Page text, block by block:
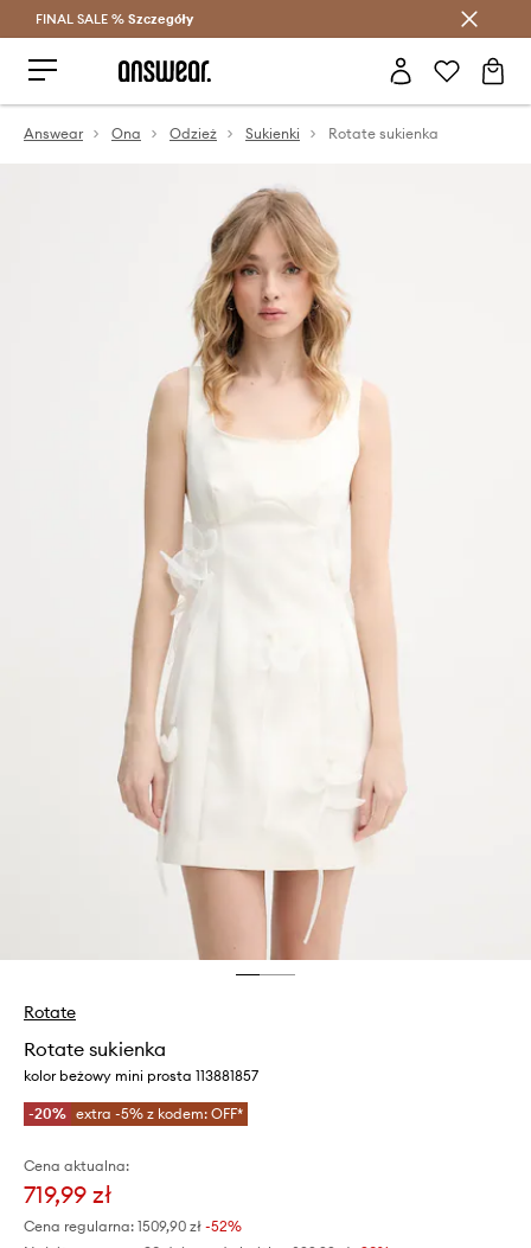
Oszczędzaj z Answear Club >
FINAL SALE % Szczegóły
Answear Ona Odzież Sukienki Rotate sukienka
Rotate
Rotate sukienka
kolor beżowy mini prosta 113881857
-20% extra -5% z kodem: OFF*
Cena aktualna:
719,99 zł
Cena regularna: 1509,90 zł -52%